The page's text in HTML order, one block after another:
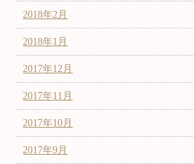
2018年2月
2018年1月
2017年12月
2017年11月
2017年10月
2017年9月